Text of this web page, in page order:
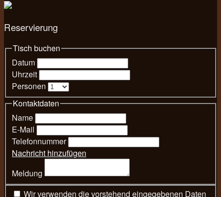
Reservierung
Tisch buchen
Datum
Uhrzeit
Personen
Kontaktdaten
Name
E-Mail
Telefonnummer
Nachricht hinzufügen
Meldung